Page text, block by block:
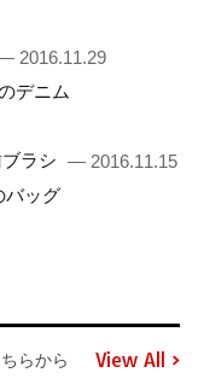
2016.11.29
デニム
ラシ — 2016.11.15
バッグ
らから View All